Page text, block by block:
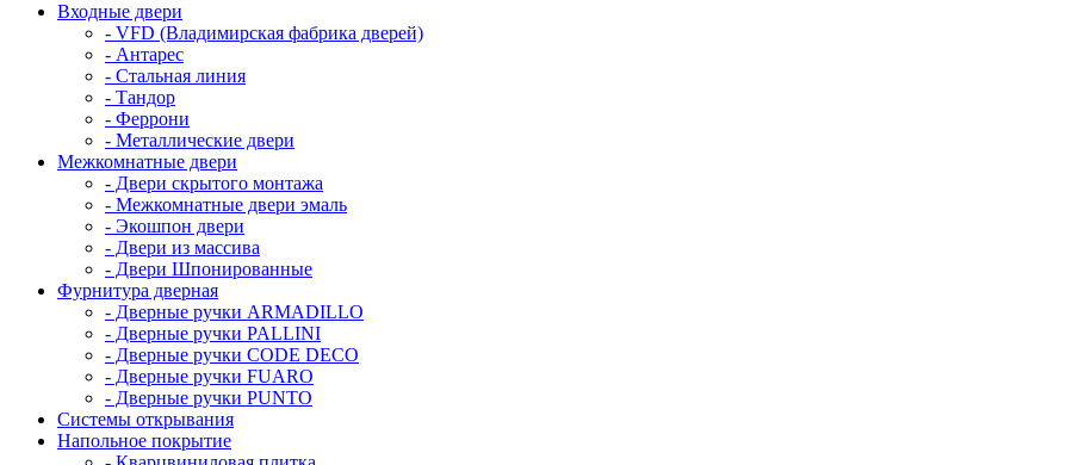
Входные двери
- VFD (Владимирская фабрика дверей)
- Антарес
- Стальная линия
- Тандор
- Феррони
- Металлические двери
Межкомнатные двери
- Двери скрытого монтажа
- Межкомнатные двери эмаль
- Экошпон двери
- Двери из массива
- Двери Шпонированные
Фурнитура дверная
- Дверные ручки ARMADILLO
- Дверные ручки PALLINI
- Дверные ручки CODE DECO
- Дверные ручки FUARO
- Дверные ручки PUNTO
Системы открывания
Напольное покрытие